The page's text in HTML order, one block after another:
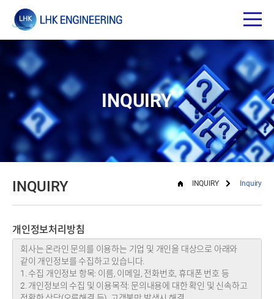
INQUIRY
INQUIRY INQUIRY Inquiry
개인정보처리방침